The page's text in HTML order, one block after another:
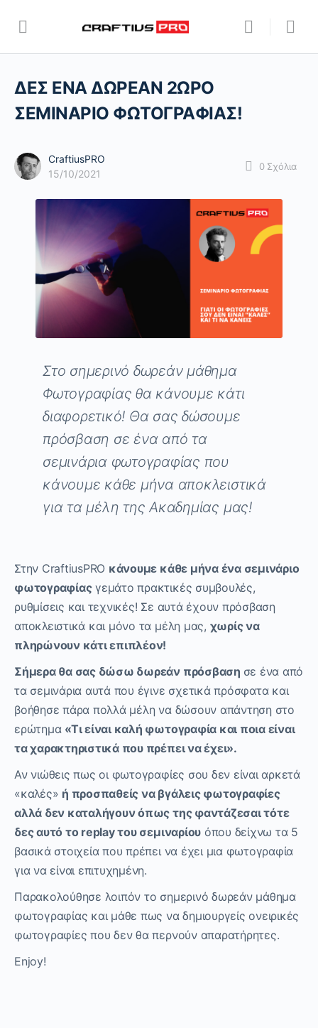
ΔΕΣ ΕΝΑ ΔΩΡΕΑΝ 2ΩΡΟ
ΣΕΜΙΝΑΡΙΟ ΦΩΤΟΓΡΑΦΙΑΣ!
CraftiusPRO
15/10/2021
0 Σχόλια
Στο σημερινό δωρεάν μάθημα
Φωτογραφίας θα κάνουμε κάτι
διαφορετικό! Θα σας δώσουμε
πρόσβαση σε ένα από τα
σεμινάρια φωτογραφίας που
κάνουμε κάθε μήνα αποκλειστικά
για τα μέλη της Ακαδημίας μας!
Στην CraftiusPRO κάνουμε κάθε μήνα ένα σεμινάριο
φωτογραφίαςγεμάτο πρακτικές συμβουλές,
ρυθμίσεις και τεχνικές! Σε αυτά έχουν πρόσβαση
αποκλειστικά και μόνο τα μέλη μας, χωρίς να
πληρώνουν κάτι επιπλέον!
Σήμερα θα σας δώσω δωρεάν πρόσβαση σε ένα από
τα σεμινάρια αυτά που έγινε σχετικά πρόσφατα και
βοήθησε πάρα πολλά μέλη να δώσουν απάντηση στο
ερώτημα «Τι είναι καλή φωτογραφία και ποια είναι
τα χαρακτηριστικά που πρέπει να έχει».
Αν νιώθεις πως οι φωτογραφίες σου δεν είναι αρκετά
«καλές» ή προσπαθείς να βγάλεις φωτογραφίες
αλλά δεν καταλήγουν όπως της φαντάζεσαι τότε
δες αυτό το replayτου σεμιναρίου όπου δείχνω τα 5
βασικά στοιχεία που πρέπει να έχει μια φωτογραφία
για να είναι επιτυχημένη.
Παρακολούθησε λοιπόν το σημερινό δωρεάν μάθημα
φωτογραφίας και μάθε πως να δημιουργείς ονειρικές
φωτογραφίες που δεν θα περνούν απαρατήρητες.
Enjoy!